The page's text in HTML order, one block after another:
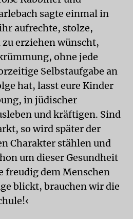
sagte einmal in
aufrechte, stolze,
zu erziehen wünscht,
ohne jede
Selbstaufgabe an
hat, lasst eure Kinder
in jüdischer
und kräftigen. Sind
so wird später der
Charakter stählen und
um dieser Gesundheit
freudig dem Menschen
blickt, brauchen wir die